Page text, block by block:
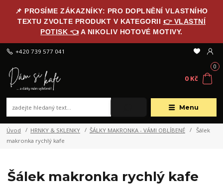
📌 PROSÍME ZÁKAZNÍKY: PRO DOPLNĚNÍ VLASTNÍHO
TEXTU ZVOLTE PRODUKT V KATEGORII 👉 VLASTNÍ
POTISK 👈 A NIKOLIV HOTOVÉ MOTIVY.
Menu
+420 739 577 041
0
0 Kč
Úvod HRNKY & SKLENKY ŠÁLKY MAKRONKA - VÁMI OBLÍBENÉ
Šálek
makronka rychlý kafe
Šálek makronka rychlý kafe